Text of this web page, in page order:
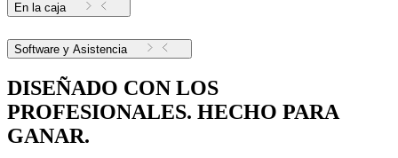
En la caja
Software y Asistencia
DISEÑADO CON LOS
PROFESIONALES. HECHO PARA
GANAR.